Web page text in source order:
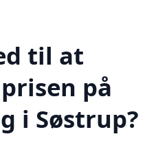
til at
på
i Søstrup?